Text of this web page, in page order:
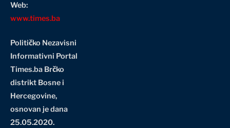
Web:
www.times.ba
Političko Nezavisni
Informativni Portal
Times.ba Brčko
distrikt Bosne i
Hercegovine,
osnovan je dana
25.05.2020.